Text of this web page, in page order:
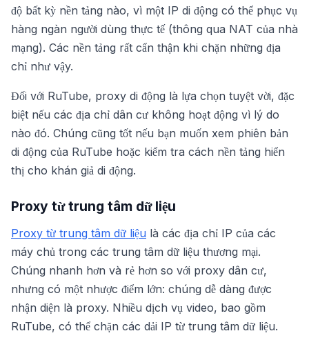
độ bất kỳ nền tảng nào, vì một IP di động có thể phục vụ
hàng ngàn người dùng thực tế (thông qua NAT của nhà
mạng). Các nền tảng rất cẩn thận khi chặn những địa
chỉ như vậy.
Đối với RuTube, proxy di động là lựa chọn tuyệt vời, đặc
biệt nếu các địa chỉ dân cư không hoạt động vì lý do
nào đó. Chúng cũng tốt nếu bạn muốn xem phiên bản
di động của RuTube hoặc kiểm tra cách nền tảng hiển
thị cho khán giả di động.
Proxy từ trung tâm dữ liệu
Proxy từ trung tâm dữ liệu là các địa chỉ IP của các
máy chủ trong các trung tâm dữ liệu thương mại.
Chúng nhanh hơn và rẻ hơn so với proxy dân cư,
nhưng có một nhược điểm lớn: chúng dễ dàng được
nhận diện là proxy. Nhiều dịch vụ video, bao gồm
RuTube, có thể chặn các dải IP từ trung tâm dữ liệu.